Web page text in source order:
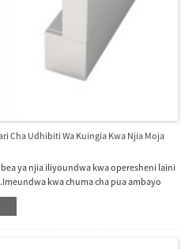
Cha Udhibiti Wa Kuingia Kwa Njia Moja
ya njia iliyoundwa kwa operesheni laini
kwa chuma cha pua ambayo
SBTL2000 kawaida hushikiliwa katika
wa upande uliolindwa.Baada ya